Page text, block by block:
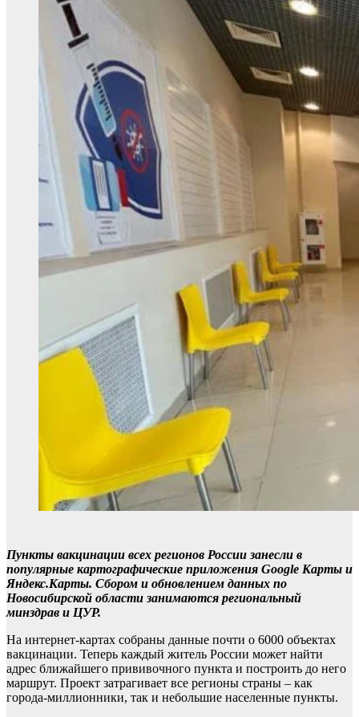
Пункты вакцинации всех регионов России занесли в
популярные картографические приложения Google Карты и
Яндекс.Карты. Сбором и обновлением данных по
Новосибирской области занимаются региональный
минздрав и ЦУР.
На интернет-картах собраны данные почти о 6000 объектах
вакцинации. Теперь каждый житель России может найти
адрес ближайшего прививочного пункта и построить до него
маршрут. Проект затрагивает все регионы страны – как
города-миллионники, так и небольшие населенные пункты.